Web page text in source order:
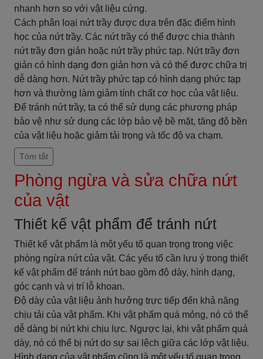
nhanh hơn so với vật liệu cứng.
Cách phân loại nứt trầy được dựa trên đặc điểm hình
học của nứt trầy. Các nứt trầy có thể được chia thành
nứt trầy đơn giản hoặc nứt trầy phức tạp. Nứt trầy đơn
giản có hình dạng đơn giản hơn và có thể được chữa trị
dễ dàng hơn. Nứt trầy phức tạp có hình dạng phức tạp
hơn và thường làm giảm tính chất cơ học của vật liệu.
Để tránh nứt trầy, ta có thể sử dụng các phương pháp
bảo vệ như sử dụng các lớp bảo vệ bề mặt, tăng độ bền
của vật liệu hoặc giảm tải trọng và tốc độ va chạm.
Tóm tắt
Phòng ngừa và sửa chữa nứt
của vật
Thiết kế vật phẩm để tránh nứt
Thiết kế vật phẩm là một yếu tố quan trọng trong việc
phòng ngừa nứt của vật. Các yếu tố cần lưu ý trong thiết
kế vật phẩm để tránh nứt bao gồm độ dày, hình dạng,
góc cạnh và vị trí lỗ khoan.
Độ dày của vật liệu ảnh hưởng trực tiếp đến khả năng
chịu tải của vật phẩm. Khi vật phẩm quá mỏng, nó có thể
dễ dàng bị nứt khi chịu lực. Ngược lại, khi vật phẩm quá
dày, nó có thể bị nứt do sự sai lệch giữa các lớp vật liệu.
Hình dạng của vật phẩm cũng là một yếu tố quan trọng.